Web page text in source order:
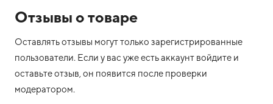
Отзывы о товаре
Оставлять отзывы могут только зарегистрированные
пользователи. Если у вас уже есть аккаунт войдите и
оставьте отзыв, он появится после проверки
модератором.